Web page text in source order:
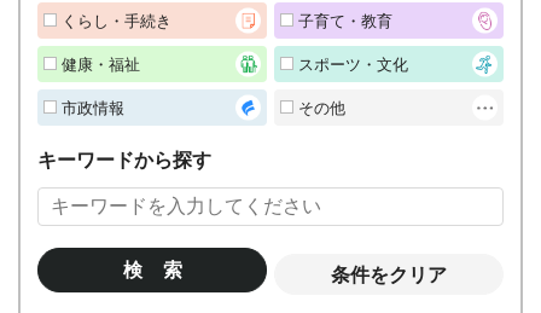
くらし・手続き 子育て・教育
健康・福祉 スポーツ・文化
市政情報 その他
キーワードから探す
条件をクリア